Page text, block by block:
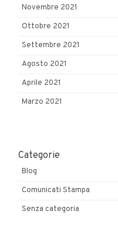
Novembre 2021
Ottobre 2021
Settembre 2021
Agosto 2021
Aprile 2021
Marzo 2021
Categorie
Blog
Comunicati Stampa
Senza categoria